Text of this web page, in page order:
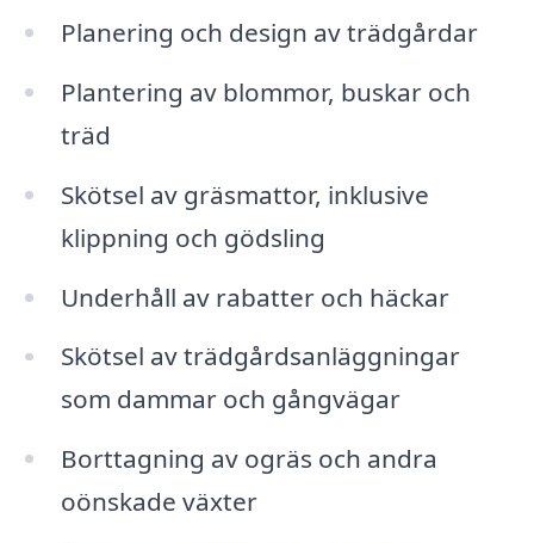
Planering och design av trädgårdar
Plantering av blommor, buskar och
träd
Skötsel av gräsmattor, inklusive
klippning och gödsling
Underhåll av rabatter och häckar
Skötsel av trädgårdsanläggningar
som dammar och gångvägar
Borttagning av ogräs och andra
oönskade växter